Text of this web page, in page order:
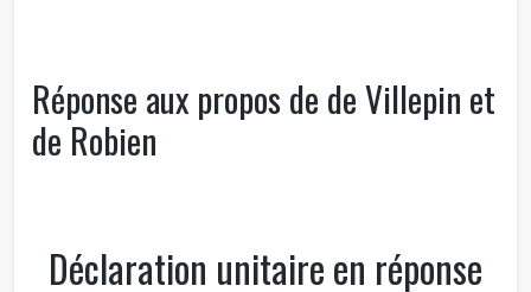
Réponse aux propos de de Villepin et
de Robien
Déclaration unitaire en réponse